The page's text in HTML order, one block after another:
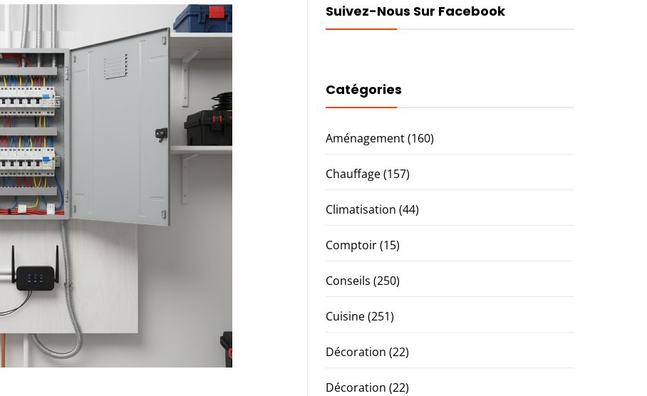
Suivez-Nous Sur Facebook
Catégories
Aménagement(160)
Chauffage(157)
Climatisation (44)
Comptoir(15)
Conseils (250)
Cuisine(251)
Décoration (22)
Décoration (22)